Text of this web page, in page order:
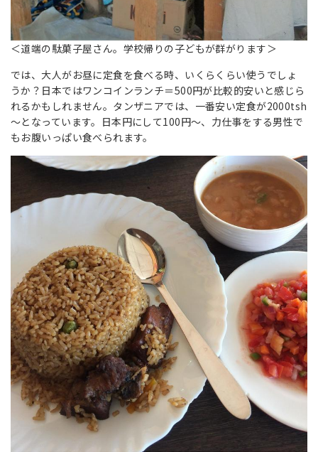
＜道端の駄菓子屋さん。学校帰りの子どもが群がります＞
では、大人がお昼に定食を食べる時、いくらくらい使うでしょ
うか？日本ではワンコインランチ＝500円が比較的安いと感じら
れるかもしれません。タンザニアでは、一番安い定食が2000tsh
～となっています。日本円にして100円～、力仕事をする男性で
もお腹いっぱい食べられます。